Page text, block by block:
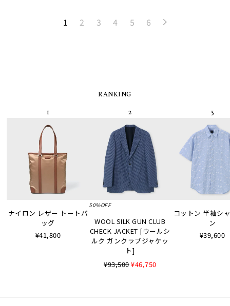
1 2 3 4 5 6
RANKING
ナイロン レザー トートバ
ッグ
¥41,800
50%OFF
WOOL SILK GUN CLUB
CHECK JACKET [ウールシ
ルク ガンクラブジャケッ
ト]
¥93,500¥46,750
コットン 半袖シ
ン
¥39,600